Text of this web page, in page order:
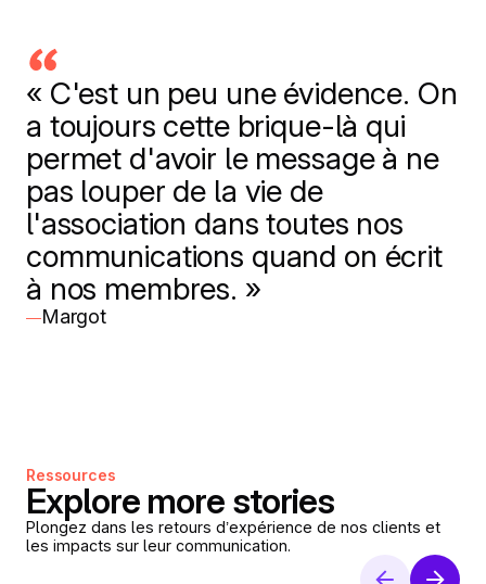
« C'est un peu une évidence. On
a toujours cette brique-là qui
permet d'avoir le message à ne
pas louper de la vie de
l'association dans toutes nos
communications quand on écrit
à nos membres. »
—Margot
Ressources
Explore more stories
Plongez dans les retours d’expérience de nos clients et
les impacts sur leur communication.